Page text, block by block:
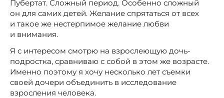
Пубертат. Сложный период. Особенно сложный
он для самих детей. Желание спрятаться от всех
и такое же нестерпимое желание любви
и внимания.
Я с интересом смотрю на взрослеющую дочь-
подростка, сравниваю с собой в этом же возрасте.
Именно поэтому я хочу несколько лет съемки
своей дочери объединить в исследование
взросления человека.